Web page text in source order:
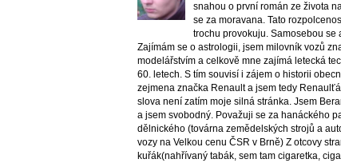
snahou o první román ze života
se za moravana. Tato
trochu provokuju. Samosebou se
Zajímám se o astrologii, jsem milovník vozů
modelářstvím a celkově mne zajímá letecká
60. letech. S tím souvisí i zájem o historii
zejmena značka Renault a jsem tedy
slova není zatím moje silná stránka. Jsem
a jsem svobodný. Považuji se za hanáckého
dělnického (továrna zemědelských strojů a
vozy na Velkou cenu ČSR v Brně) Z otcovy
kuřák(nahřívaný tabák, sem tam cigaretka,